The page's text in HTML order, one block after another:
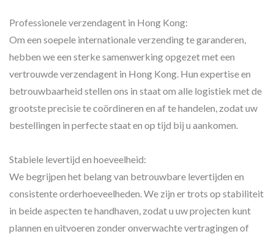
Professionele verzendagent in Hong Kong:
Om een soepele internationale verzending te garanderen,
hebben we een sterke samenwerking opgezet met een
vertrouwde verzendagent in Hong Kong. Hun expertise en
betrouwbaarheid stellen ons in staat om alle logistiek met de
grootste precisie te coördineren en af te handelen, zodat uw
bestellingen in perfecte staat en op tijd bij u aankomen.
Stabiele levertijd en hoeveelheid:
We begrijpen het belang van betrouwbare levertijden en
consistente orderhoeveelheden. We zijn er trots op stabiliteit
in beide aspecten te handhaven, zodat u uw projecten kunt
plannen en uitvoeren zonder onverwachte vertragingen of